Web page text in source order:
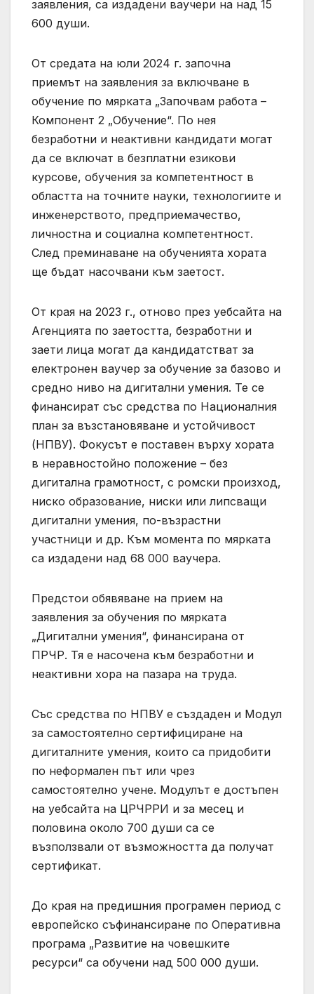
заявления, са издадени ваучери на над 15
600 души.
От средата на юли 2024 г. започна
приемът на заявления за включване в
обучение по мярката „Започвам работа –
Компонент 2 „Обучение“. По нея
безработни и неактивни кандидати могат
да се включат в безплатни езикови
курсове, обучения за компетентност в
областта на точните науки, технологиите и
инженерството, предприемачество,
личностна и социална компетентност.
След преминаване на обученията хората
ще бъдат насочвани към заетост.
От края на 2023 г., отново през уебсайта на
Агенцията по заетостта, безработни и
заети лица могат да кандидатстват за
електронен ваучер за обучение за базово и
средно ниво на дигитални умения. Те се
финансират със средства по Националния
план за възстановяване и устойчивост
(НПВУ). Фокусът е поставен върху хората
в неравностойно положение – без
дигитална грамотност, с ромски произход,
ниско образование, ниски или липсващи
дигитални умения, по-възрастни
участници и др. Към момента по мярката
са издадени над 68 000 ваучера.
Предстои обявяване на прием на
заявления за обучения по мярката
„Дигитални умения“, финансирана от
ПРЧР. Тя е насочена към безработни и
неактивни хора на пазара на труда.
Със средства по НПВУ е създаден и Модул
за самостоятелно сертифициране на
дигиталните умения, които са придобити
по неформален път или чрез
самостоятелно учене. Модулът е достъпен
на уебсайта на ЦРЧРРИ и за месец и
половина около 700 души са се
възползвали от възможността да получат
сертификат.
До края на предишния програмен период с
европейско съфинансиране по Оперативна
програма „Развитие на човешките
ресурси“ са обучени над 500 000 души.